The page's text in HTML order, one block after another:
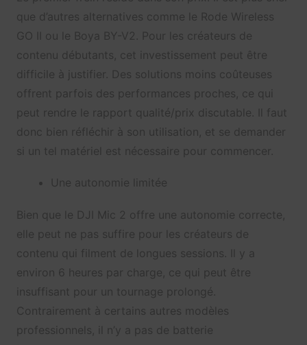
que d’autres alternatives comme le Rode Wireless
GO II ou le Boya BY-V2. Pour les créateurs de
contenu débutants, cet investissement peut être
difficile à justifier. Des solutions moins coûteuses
offrent parfois des performances proches, ce qui
peut rendre le rapport qualité/prix discutable. Il faut
donc bien réfléchir à son utilisation, et se demander
si un tel matériel est nécessaire pour commencer.
Une autonomie limitée
Bien que le DJI Mic 2 offre une autonomie correcte,
elle peut ne pas suffire pour les créateurs de
contenu qui filment de longues sessions. Il y a
environ 6 heures par charge, ce qui peut être
insuffisant pour un tournage prolongé.
Contrairement à certains autres modèles
professionnels, il n’y a pas de batterie